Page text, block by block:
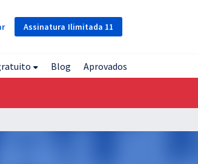
Assinatura Ilimitada 11
Blog Aprovados